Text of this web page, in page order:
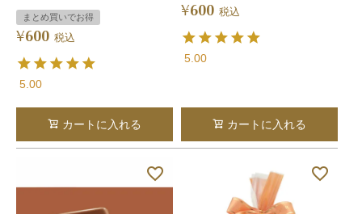
まとめ買いでお得
¥600 税込
5.00
カートに入れる
¥600 税込
5.00
カートに入れる